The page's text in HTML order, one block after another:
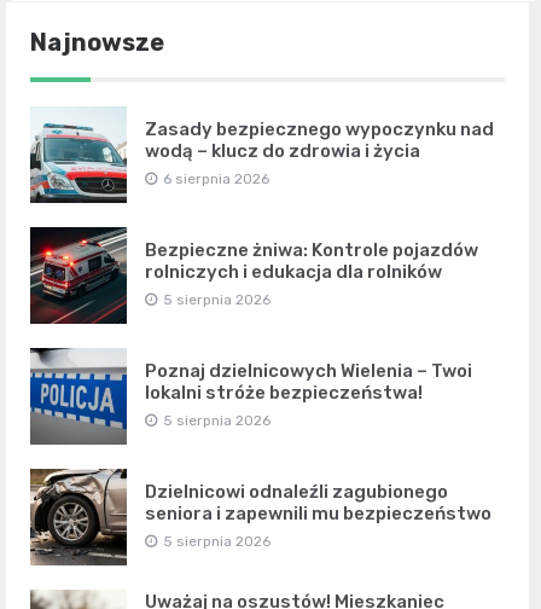
Najnowsze
Zasady bezpiecznego wypoczynku nad
wodą – klucz do zdrowia i życia
6 sierpnia 2026
Bezpieczne żniwa: Kontrole pojazdów
rolniczych i edukacja dla rolników
5 sierpnia 2026
Poznaj dzielnicowych Wielenia – Twoi
lokalni stróże bezpieczeństwa!
5 sierpnia 2026
Dzielnicowi odnaleźli zagubionego
seniora i zapewnili mu bezpieczeństwo
5 sierpnia 2026
Uważaj na oszustów! Mieszkaniec